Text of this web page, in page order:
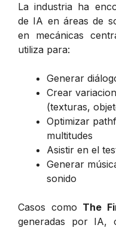
La industria ha
de IA en áreas de
en mecánicas
utiliza para:
Generar
Crear
(texturas,
Optimizar
multitudes
Asistir en el
Generar
sonido
Casos como The
generadas por IA,